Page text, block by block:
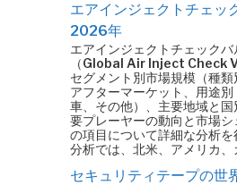
エアインジェクトチェッ
2026年
エアインジェクトチェック
（Global Air Inject Check
セグメント別市場規模（種類
アフターマーケット、用途
車、その他）、主要地域と
要プレーヤーの動向と市場
の項目について詳細な分析
分析では、北米、アメリカ
セキュリティテープの世